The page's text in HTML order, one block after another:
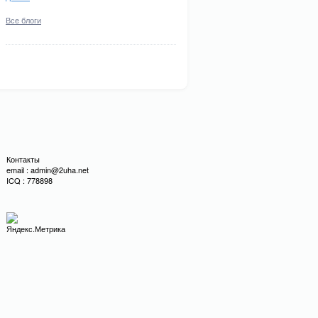
Все блоги
Контакты
email : admin@2uha.net
ICQ : 778898